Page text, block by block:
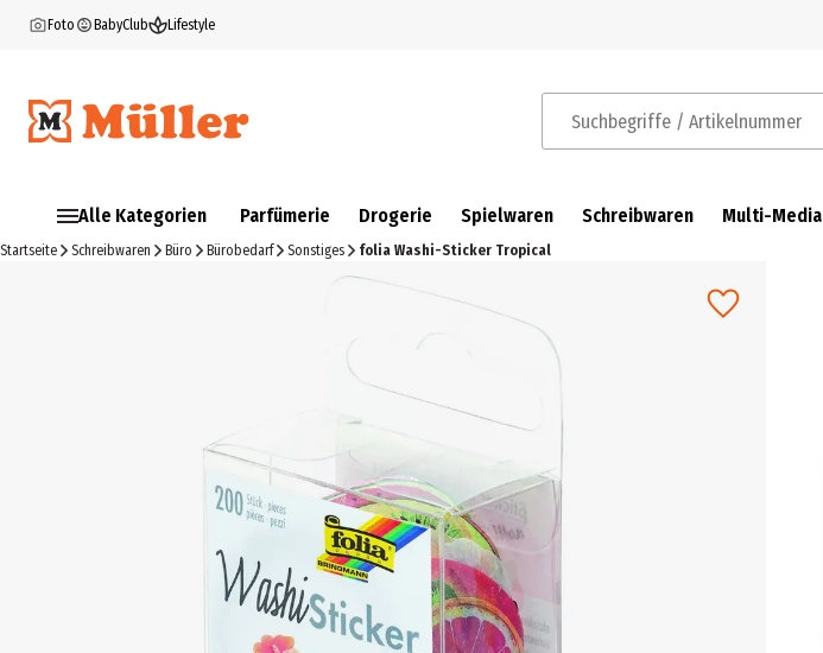
Foto BabyClub Lifestyle
Suchbegriffe / Artikelnummer
Alle Kategorien Parfümerie Drogerie Spielwaren Schreibwaren Multi-Media
Startseite Schreibwaren Büro Bürobedarf Sonstiges folia Washi-Sticker Tropical